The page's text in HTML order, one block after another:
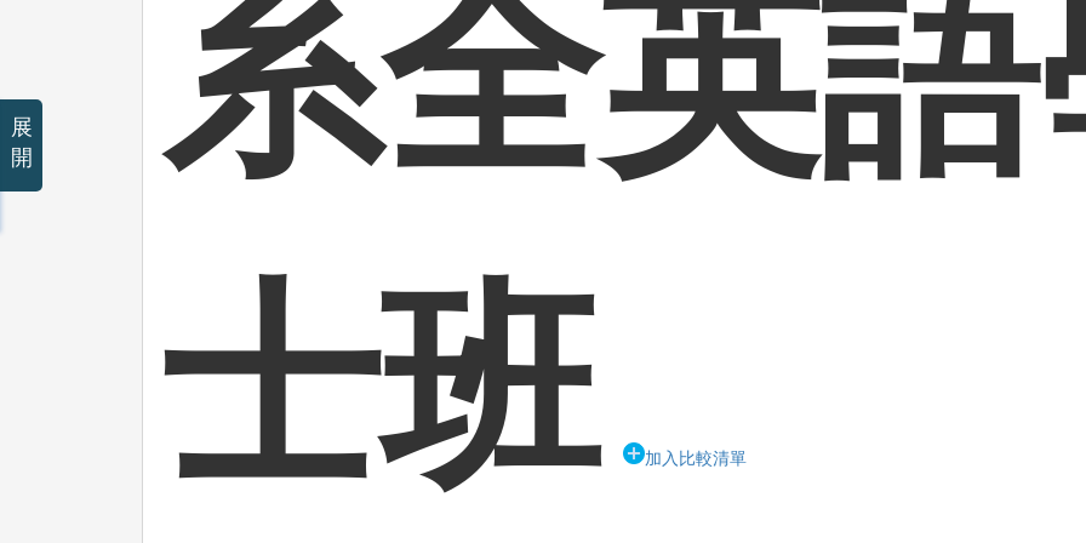
系全英
士班
加入比較清單
展
開